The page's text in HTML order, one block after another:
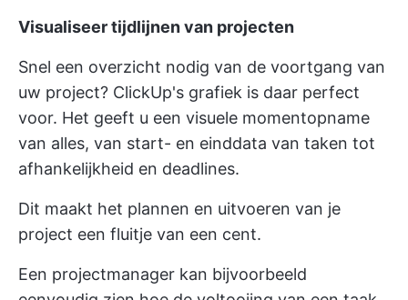
Visualiseer tijdlijnen van projecten
Snel een overzicht nodig van de voortgang van
uw project? ClickUp's grafiek is daar perfect
voor. Het geeft u een visuele momentopname
van alles, van start- en einddata van taken tot
afhankelijkheid en deadlines.
Dit maakt het plannen en uitvoeren van je
project een fluitje van een cent.
Een projectmanager kan bijvoorbeeld